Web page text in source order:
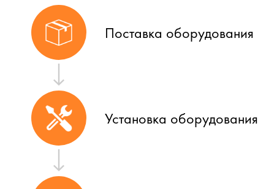
Поставка оборудования
Установка оборудования